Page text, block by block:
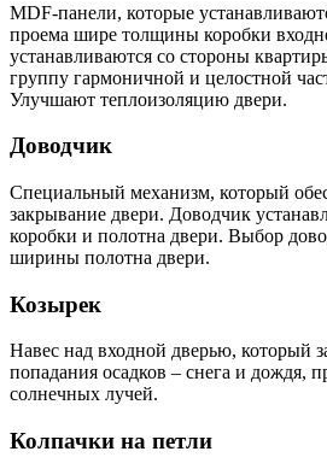
MDF-панели, которые
проема шире толщины коробки
устанавливаются со стороны
группу гармоничной и целостной
Улучшают теплоизоляцию двери.
Доводчик
Специальный механизм, который
закрывание двери. Доводчик
коробки и полотна двери. Выбор
ширины полотна двери.
Козырек
Навес над входной дверью, который
попадания осадков – снега и дождя,
солнечных лучей.
Колпачки на петли